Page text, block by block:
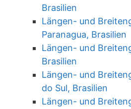
Brasilien
Längen- und
Paranagua, Brasilien
Längen- und
Brasilien
Längen- und
do Sul, Brasilien
Längen- und